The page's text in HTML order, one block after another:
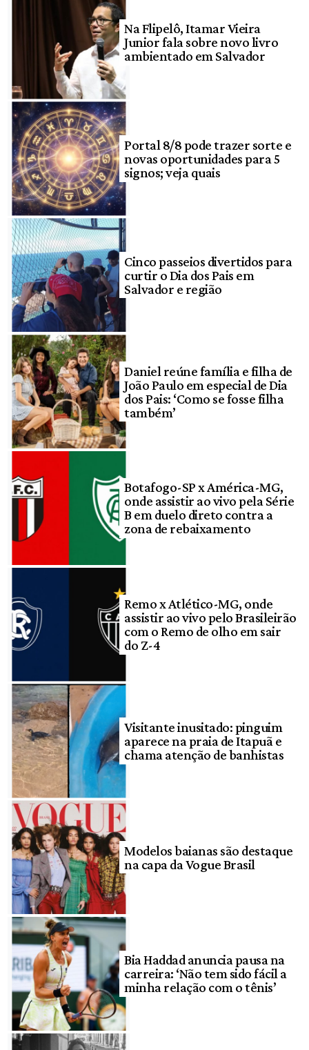
Na Flipelô, Itamar Vieira
Junior fala sobre novo livro
ambientado em Salvador
Portal 8/8 pode trazer sorte e
novas oportunidades para 5
signos; veja quais
Cinco passeios divertidos para
curtir o Dia dos Pais em
Salvador e região
Daniel reúne família e filha de
João Paulo em especial de Dia
dos Pais: ‘Como se fosse filha
também’
Botafogo-SP x América-MG,
onde assistir ao vivo pela Série
B em duelo direto contra a
zona de rebaixamento
Remo x Atlético-MG, onde
assistir ao vivo pelo Brasileirão
com o Remo de olho em sair
do Z-4
Visitante inusitado: pinguim
aparece na praia de Itapuã e
chama atenção de banhistas
Modelos baianas são destaque
na capa da Vogue Brasil
Bia Haddad anuncia pausa na
carreira: ‘Não tem sido fácil a
minha relação com o tênis’